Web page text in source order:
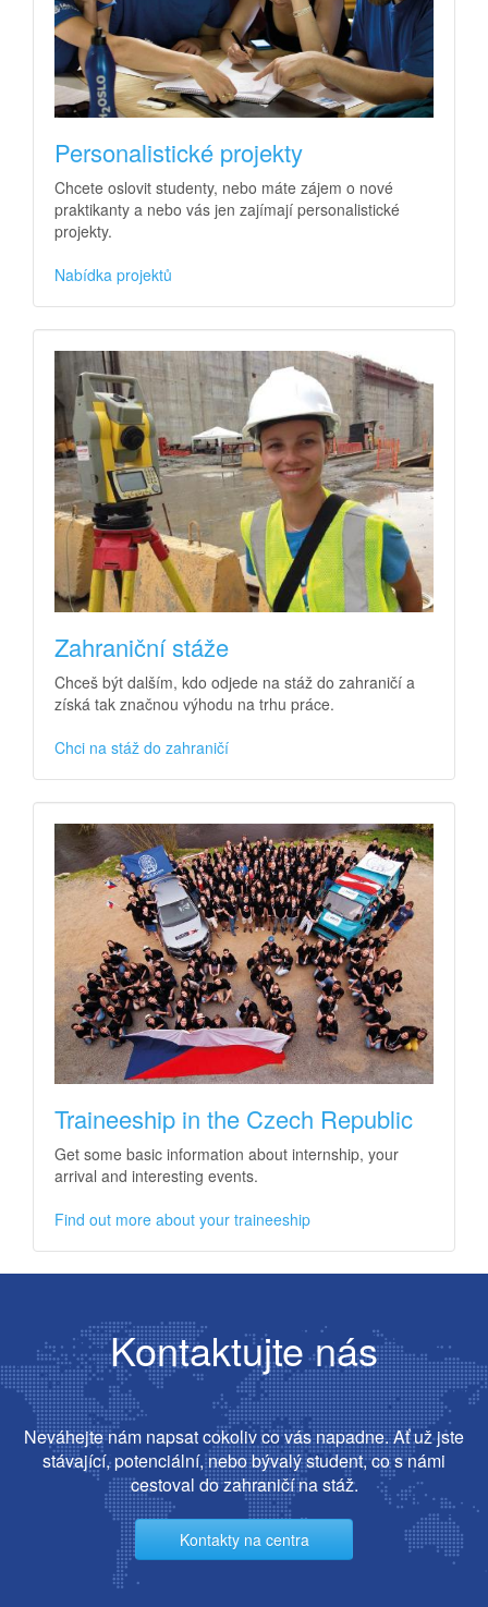
Personalistické projekty
Chcete oslovit studenty, nebo máte zájem o nové
praktikanty a nebo vás jen zajímají personalistické
projekty.
Nabídka projektů
Zahraniční stáže
Chceš být dalším, kdo odjede na stáž do zahraničí a
získá tak značnou výhodu na trhu práce.
Chci na stáž do zahraničí
Traineeship in the Czech Republic
Get some basic information about internship, your
arrival and interesting events.
Find out more about your traineeship
Kontaktujte nás
Neváhejte nám napsat cokoliv co vás napadne. Ať už jste
stávající, potenciální, nebo bývalý student, co s námi
cestoval do zahraničí na stáž.
Kontakty na centra